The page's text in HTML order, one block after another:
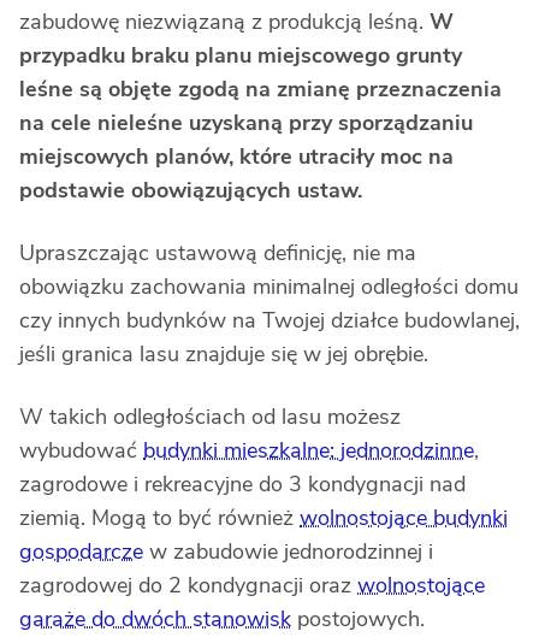
zabudowę niezwiązaną z produkcją leśną. W
przypadku braku planu miejscowego grunty
leśne są objęte zgodą na zmianę przeznaczenia
na cele nieleśne uzyskaną przy sporządzaniu
miejscowych planów, które utraciły moc na
podstawie obowiązujących ustaw.
Upraszczając ustawową definicję, nie ma
obowiązku zachowania minimalnej odległości domu
czy innych budynków na Twojej działce budowlanej,
jeśli granica lasu znajduje się w jej obrębie.
W takich odległościach od lasu możesz
wybudować budynki mieszkalne: jednorodzinne,
zagrodowe i rekreacyjne do 3 kondygnacji nad
ziemią. Mogą to być również wolnostojące budynki
gospodarcze w zabudowie jednorodzinnej i
zagrodowej do 2 kondygnacji oraz wolnostojące
garaże do dwóch stanowisk postojowych.